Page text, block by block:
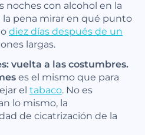
noches con alcohol en la
la pena mirar en qué punto
diez días después de un
largas.
vuelta a las costumbres.
es el mismo que para
el tabaco. No es
lo mismo, la
de cicatrización de la